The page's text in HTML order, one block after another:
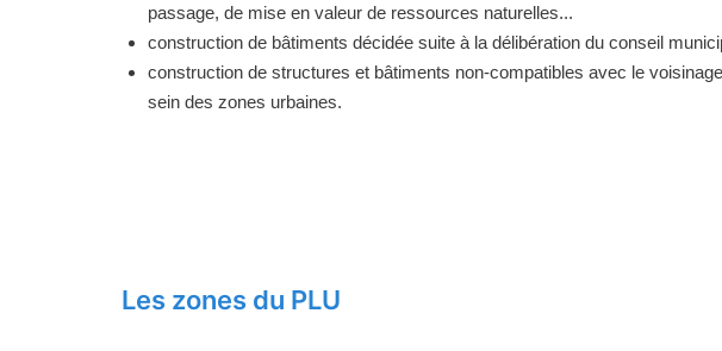
passage, de mise en valeur de ressources naturelles...
construction de bâtiments décidée suite à la délibération du conseil
construction de structures et bâtiments non-compatibles avec le
sein des zones urbaines.
Les zones du PLU